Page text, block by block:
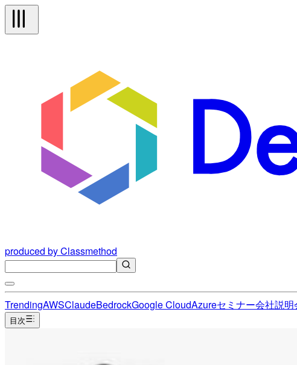
produced by Classmethod
TrendingAWSClaudeBedrockGoogle CloudAzureセミナー会社説明
目次